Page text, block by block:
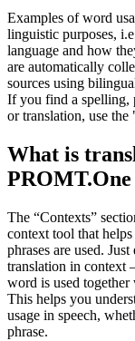
Examples of word
linguistic purposes,
language and how
are automatically
sources using
If you find a spelling,
or translation, use
What is
PROMT.One
The “Contexts”
context tool that
phrases are used.
translation in context
word is used together
This helps you
usage in speech,
phrase.